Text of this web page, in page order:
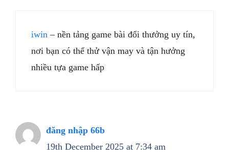
iwin – nền tảng game bài đổi thưởng uy tín,
nơi bạn có thể thử vận may và tận hưởng
nhiều tựa game hấp
đăng nhập 66b
19th December 2025 at 7:34 am